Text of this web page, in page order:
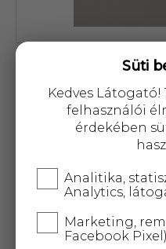
Cikkszám: 38175
3 367 Ft
25 000 Ftfelett
Süti
Kedves
felhasználói
érdekében
Analitika,
Analytics,
Marketing,
Facebook Pixel)